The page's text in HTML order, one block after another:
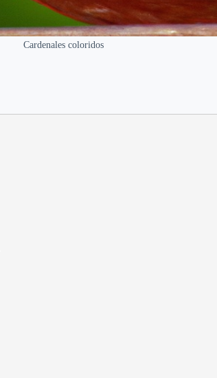
Cardenales coloridos